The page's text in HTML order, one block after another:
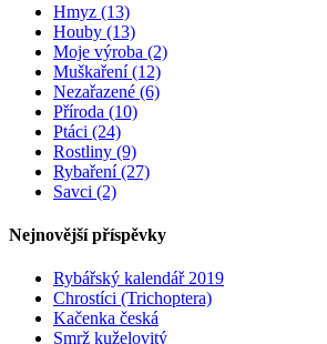
Hmyz (13)
Houby (13)
Moje výroba (2)
Muškaření (12)
Nezařazené (6)
Příroda (10)
Ptáci (24)
Rostliny (9)
Rybaření (27)
Savci (2)
Nejnovější příspěvky
Rybářský kalendář 2019
Chrostíci (Trichoptera)
Kačenka česká
Smrž kuželovitý